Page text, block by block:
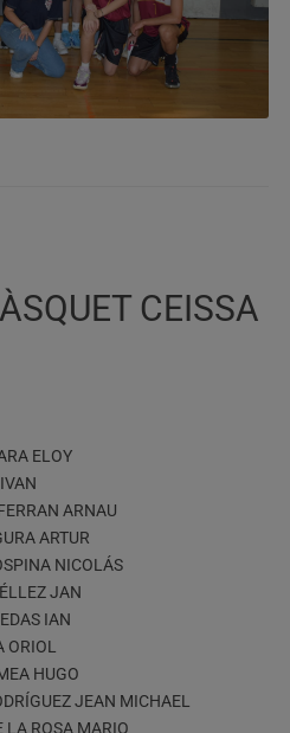
CEISSA
ELOY
IVAN
ARNAU
ARTUR
NICOLÁS
JAN
IAN
ORIOL
HUGO
JEAN MICHAEL
LA ROSA MARIO